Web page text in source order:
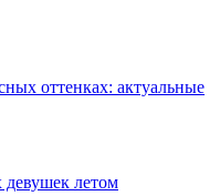
оттенках: актуальные
летом